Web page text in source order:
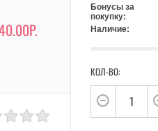
Бонусы за
покупку:
Наличие:
КОЛ-ВО: